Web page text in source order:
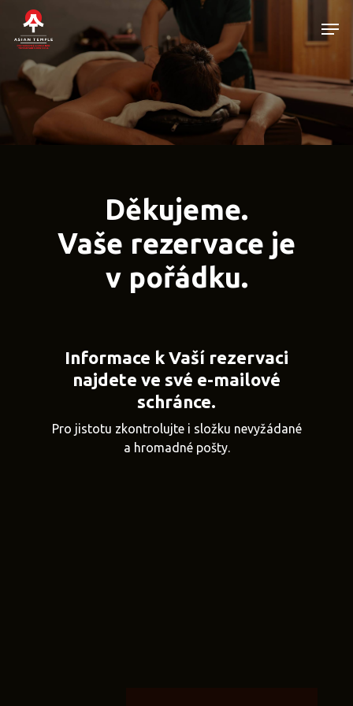
main
content
Děkujeme.
Vaše rezervace je
v pořádku.
Informace k Vaší rezervaci
najdete ve své e-mailové
schránce.
Pro jistotu zkontrolujte i složku nevyžádané
a hromadné pošty.
Close